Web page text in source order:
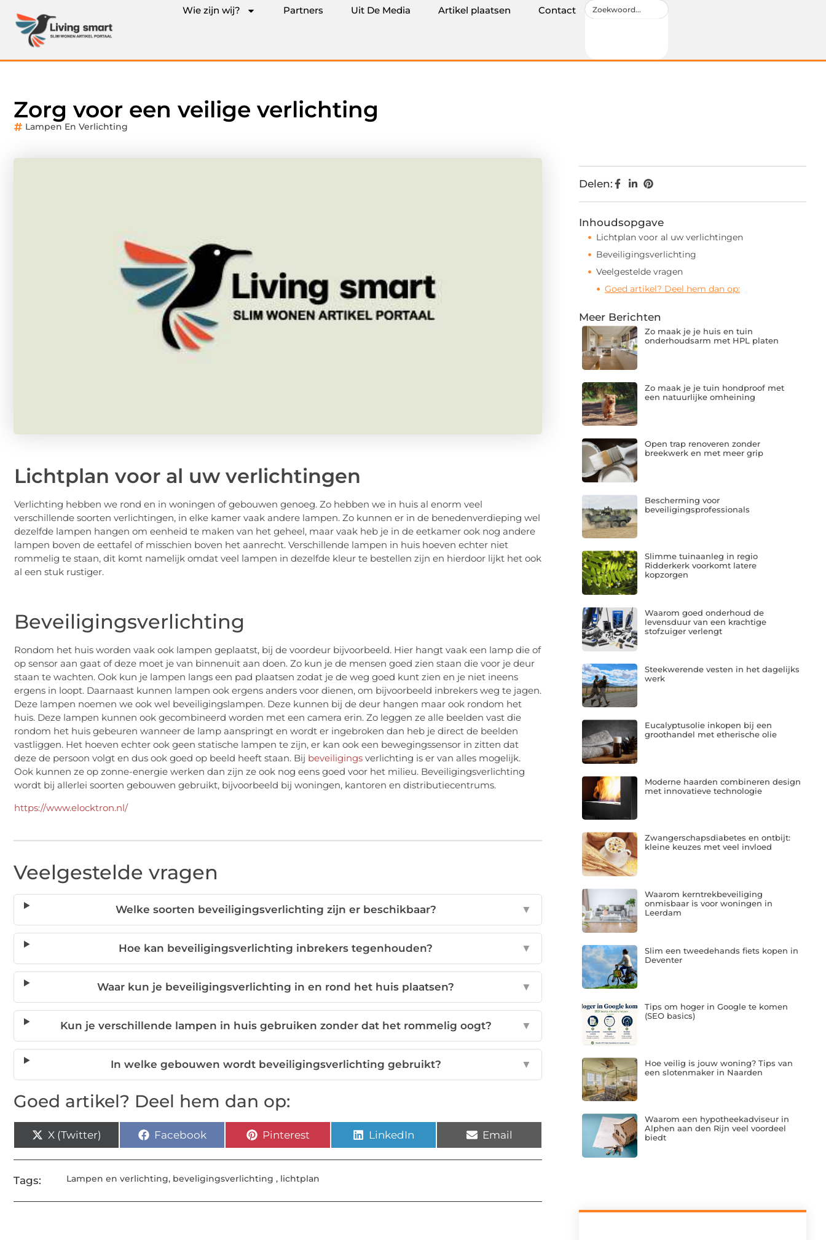
Wie zijn wij? Partners Uit De Media Artikel plaatsen Contact
Zorg voor een veilige verlichting
Lampen En Verlichting
Lichtplan voor al uw verlichtingen
Verlichting hebben we rond en in woningen of gebouwen genoeg. Zo hebben we in huis al enorm veel
verschillende soorten verlichtingen, in elke kamer vaak andere lampen. Zo kunnen er in de benedenverdieping wel
dezelfde lampen hangen om eenheid te maken van het geheel, maar vaak heb je in de eetkamer ook nog andere
lampen boven de eettafel of misschien boven het aanrecht. Verschillende lampen in huis hoeven echter niet
rommelig te staan, dit komt namelijk omdat veel lampen in dezelfde kleur te bestellen zijn en hierdoor lijkt het ook
al een stuk rustiger.
Beveiligingsverlichting
Rondom het huis worden vaak ook lampen geplaatst, bij de voordeur bijvoorbeeld. Hier hangt vaak een lamp die of
op sensor aan gaat of deze moet je van binnenuit aan doen. Zo kun je de mensen goed zien staan die voor je deur
staan te wachten. Ook kun je lampen langs een pad plaatsen zodat je de weg goed kunt zien en je niet ineens
ergens in loopt. Daarnaast kunnen lampen ook ergens anders voor dienen, om bijvoorbeeld inbrekers weg te jagen.
Deze lampen noemen we ook wel beveiligingslampen. Deze kunnen bij de deur hangen maar ook rondom het
huis. Deze lampen kunnen ook gecombineerd worden met een camera erin. Zo leggen ze alle beelden vast die
rondom het huis gebeuren wanneer de lamp aanspringt en wordt er ingebroken dan heb je direct de beelden
vastliggen. Het hoeven echter ook geen statische lampen te zijn, er kan ook een bewegingssensor in zitten dat
deze de persoon volgt en dus ook goed op beeld heeft staan. Bij beveiligings verlichting is er van alles mogelijk.
Ook kunnen ze op zonne-energie werken dan zijn ze ook nog eens goed voor het milieu. Beveiligingsverlichting
wordt bij allerlei soorten gebouwen gebruikt, bijvoorbeeld bij woningen, kantoren en distributiecentrums.
https://www.elocktron.nl/
Veelgestelde vragen
Welke soorten beveiligingsverlichting zijn er beschikbaar? ▼
Hoe kan beveiligingsverlichting inbrekers tegenhouden? ▼
Waar kun je beveiligingsverlichting in en rond het huis plaatsen? ▼
Kun je verschillende lampen in huis gebruiken zonder dat het rommelig oogt? ▼
In welke gebouwen wordt beveiligingsverlichting gebruikt? ▼
Goed artikel? Deel hem dan op:
X (Twitter) Facebook Pinterest LinkedIn Email
Tags: Lampen en verlichting, beveligingsverlichting , lichtplan
Delen:
Inhoudsopgave
Lichtplan voor al uw verlichtingen
Beveiligingsverlichting
Veelgestelde vragen
Goed artikel? Deel hem dan op:
Meer Berichten
Zo maak je je huis en tuin
onderhoudsarm met HPL platen
Zo maak je je tuin hondproof met
een natuurlijke omheining
Open trap renoveren zonder
breekwerk en met meer grip
Bescherming voor
beveiligingsprofessionals
Slimme tuinaanleg in regio
Ridderkerk voorkomt latere
kopzorgen
Waarom goed onderhoud de
levensduur van een krachtige
stofzuiger verlengt
Steekwerende vesten in het dagelijks
werk
Eucalyptusolie inkopen bij een
groothandel met etherische olie
Moderne haarden combineren design
met innovatieve technologie
Zwangerschapsdiabetes en ontbijt:
kleine keuzes met veel invloed
Waarom kerntrekbeveiliging
onmisbaar is voor woningen in
Leerdam
Slim een tweedehands fiets kopen in
Deventer
Tips om hoger in Google te komen
(SEO basics)
Hoe veilig is jouw woning? Tips van
een slotenmaker in Naarden
Waarom een hypotheekadviseur in
Alphen aan den Rijn veel voordeel
biedt